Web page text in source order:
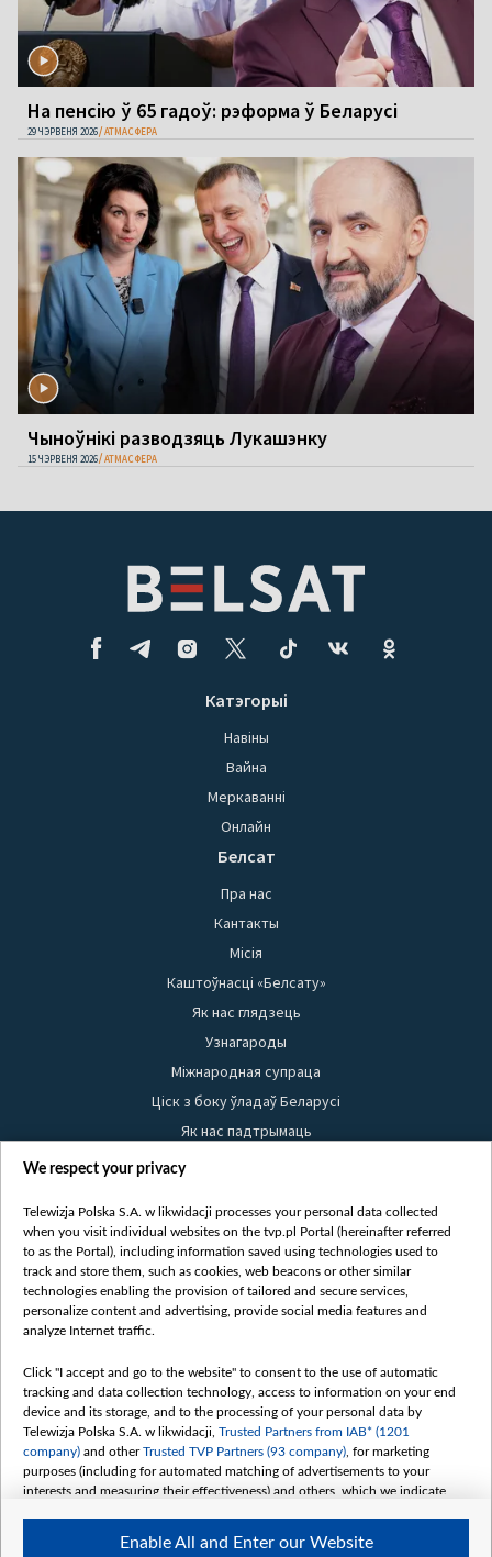
На пенсію ў 65 гадоў: рэформа ў Беларусі
29 ЧЭРВЕНЯ 2026 АТМАСФЕРА
Чыноўнікі разводзяць Лукашэнку
15 ЧЭРВЕНЯ 2026 АТМАСФЕРА
Катэгорыі
Навіны
Вайна
Меркаванні
Онлайн
Белсат
Пра нас
Кантакты
Місія
Каштоўнасці «Белсату»
Як нас глядзець
Узнагароды
Міжнародная супраца
Ціск з боку ўладаў Беларусі
Як нас падтрымаць
Правілы выкарыстання матэрыялаў
Бяспека
Youtube
Белсат news
Белсат Shorts
Жэстачайшы мульт
Belsat English
Biełsat PL
Белсат Now
Белсат History
Белсат Music
We respect your privacy
Telewizja Polska S.A. w likwidacji processes your personal data collected
when you visit individual websites on the tvp.pl Portal (hereinafter referred
to as the Portal), including information saved using technologies used to
track and store them, such as cookies, web beacons or other similar
technologies enabling the provision of tailored and secure services,
personalize content and advertising, provide social media features and
analyze Internet traffic.
Click "I accept and go to the website" to consent to the use of automatic
tracking and data collection technology, access to information on your end
device and its storage, and to the processing of your personal data by
Telewizja Polska S.A. w likwidacji, Trusted Partners from IAB* (1201
company) and otherTrusted TVP Partners (93 company) , for marketing
purposes (including for automated matching of advertisements to your
interests and measuring their effectiveness) and others, which we indicate
The purposes of processing your data by TVP S.A. w likwidacji are as
Enable All and Enter our Website